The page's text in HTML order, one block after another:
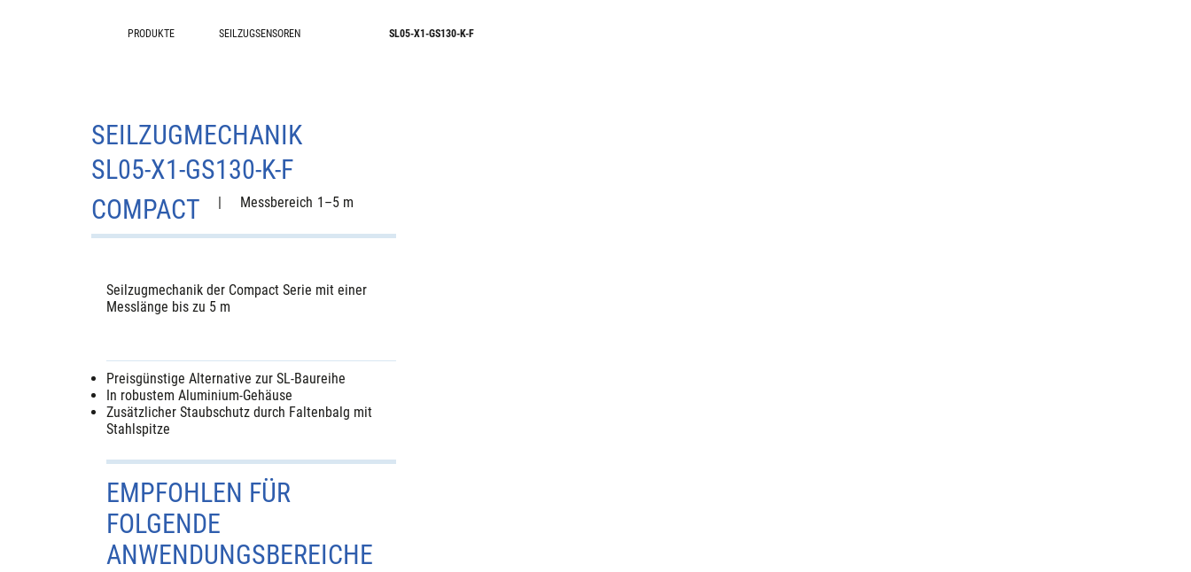
SEILZUGSENSOREN
PRODUKTE SL05-X1-GS130-K-F
SEILZUGMECHANIK
SL05-X1-GS130-K-F
Seilzugmechanik der Compact Serie mit einer
Messlänge bis zu 5 m
Preisgünstige Alternative zur SL-Baureihe
In robustem Aluminium-Gehäuse
Zusätzlicher Staubschutz durch Faltenbalg mit
Stahlspitze
EMPFOHLEN FÜR
FOLGENDE
ANWENDUNGSBEREICHE
COMPACT 1–5 m
Messbereich